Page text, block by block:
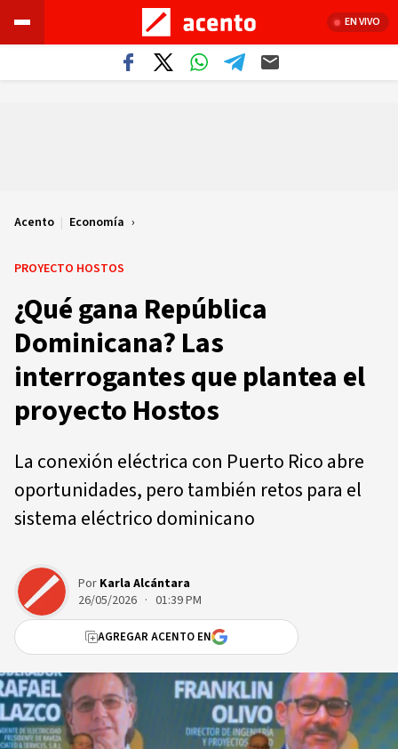
EN VIVO
Acento | Economía
PROYECTO HOSTOS
¿Qué gana República
Dominicana? Las
interrogantes que plantea el
proyecto Hostos
La conexión eléctrica con Puerto Rico abre
oportunidades, pero también retos para el
sistema eléctrico dominicano
Por Karla Alcántara
26/05/2026 · 01:39 PM
AGREGAR ACENTO EN